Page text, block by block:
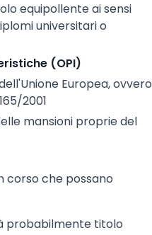
equipollente ai sensi
universitari o
(OPI)
Europea, ovvero
2001
mansioni proprie del
corso che possano
probabilmente titolo